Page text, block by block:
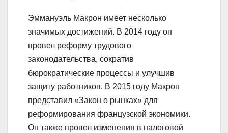
Эммануэль Макрон имеет несколько
значимых достижений. В 2014 году он
провел реформу трудового
законодательства, сократив
бюрократические процессы и улучшив
защиту работников. В 2015 году Макрон
представил «Закон о рынках» для
реформирования французской экономики.
Он также провел изменения в налоговой